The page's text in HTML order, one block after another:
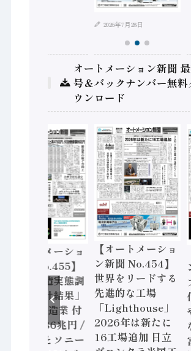
2026年7月28日
オートメーション新聞
号＆バックナンバー無料
ウンロード
【オートメーショ
ン新聞 No.455】
「経済構造実態調
査二次集計結果」
2024年製造業 付
加価値額86兆円 /
三菱電機とソニー
【オートメーショ
ン新聞 No.454】
世界をリードする
先進的な工場
「Lighthouse」
2026年は新たに
16工場追加 日立